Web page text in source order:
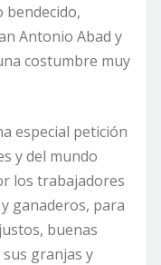
bendecido,
Antonio Abad y
costumbre muy
especial petición
y del mundo
los trabajadores
ganaderos, para
buenas
granjas y